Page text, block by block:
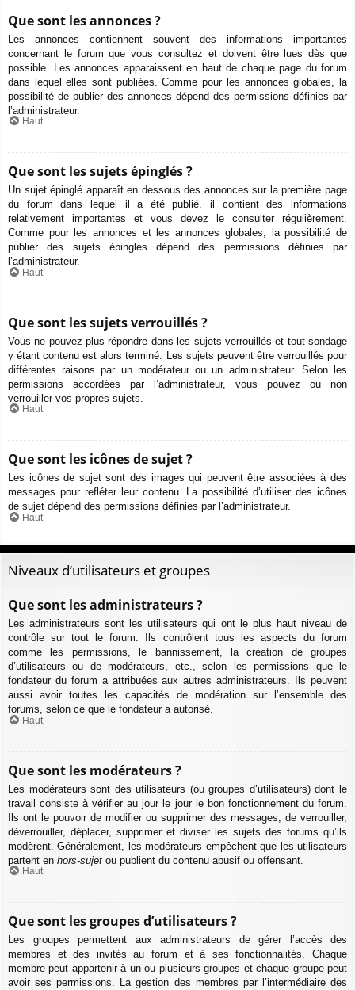
Que sont les annonces ?
Les annonces contiennent souvent des informations importantes
concernant le forum que vous consultez et doivent être lues dès que
possible. Les annonces apparaissent en haut de chaque page du forum
dans lequel elles sont publiées. Comme pour les annonces globales, la
possibilité de publier des annonces dépend des permissions définies par
l’administrateur.
Haut
Que sont les sujets épinglés ?
Un sujet épinglé apparaît en dessous des annonces sur la première page
du forum dans lequel il a été publié. il contient des informations
relativement importantes et vous devez le consulter régulièrement.
Comme pour les annonces et les annonces globales, la possibilité de
publier des sujets épinglés dépend des permissions définies par
l’administrateur.
Haut
Que sont les sujets verrouillés ?
Vous ne pouvez plus répondre dans les sujets verrouillés et tout sondage
y étant contenu est alors terminé. Les sujets peuvent être verrouillés pour
différentes raisons par un modérateur ou un administrateur. Selon les
permissions accordées par l’administrateur, vous pouvez ou non
verrouiller vos propres sujets.
Haut
Que sont les icônes de sujet ?
Les icônes de sujet sont des images qui peuvent être associées à des
messages pour refléter leur contenu. La possibilité d’utiliser des icônes
de sujet dépend des permissions définies par l’administrateur.
Haut
Niveaux d’utilisateurs et groupes
Que sont les administrateurs ?
Les administrateurs sont les utilisateurs qui ont le plus haut niveau de
contrôle sur tout le forum. Ils contrôlent tous les aspects du forum
comme les permissions, le bannissement, la création de groupes
d’utilisateurs ou de modérateurs, etc., selon les permissions que le
fondateur du forum a attribuées aux autres administrateurs. Ils peuvent
aussi avoir toutes les capacités de modération sur l’ensemble des
forums, selon ce que le fondateur a autorisé.
Haut
Que sont les modérateurs ?
Les modérateurs sont des utilisateurs (ou groupes d’utilisateurs) dont le
travail consiste à vérifier au jour le jour le bon fonctionnement du forum.
Ils ont le pouvoir de modifier ou supprimer des messages, de verrouiller,
déverrouiller, déplacer, supprimer et diviser les sujets des forums qu’ils
modèrent. Généralement, les modérateurs empêchent que les utilisateurs
partent en hors-sujet ou publient du contenu abusif ou offensant.
Haut
Que sont les groupes d’utilisateurs ?
Les groupes permettent aux administrateurs de gérer l’accès des
membres et des invités au forum et à ses fonctionnalités. Chaque
membre peut appartenir à un ou plusieurs groupes et chaque groupe peut
avoir ses permissions. La gestion des membres par l’intermédiaire des